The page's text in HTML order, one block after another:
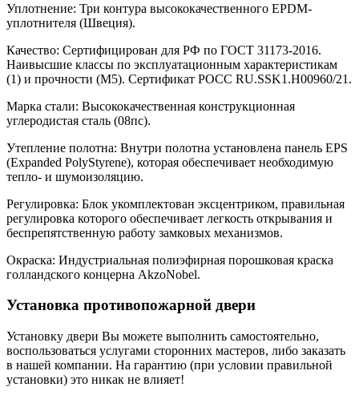
Уплотнение: Три контура высококачественного EPDM-
уплотнителя (Швеция).
Качество: Сертифицирован для РФ по ГОСТ 31173-2016.
Наивысшие классы по эксплуатационным характеристикам
(1) и прочности (М5). Сертификат POCC RU.SSK1.H00960/21.
Марка стали: Высококачественная конструкционная
углеродистая сталь (08пс).
Утепление полотна: Внутри полотна установлена панель EPS
(Expanded PolyStyrene), которая обеспечивает необходимую
тепло- и шумоизоляцию.
Регулировка: Блок укомплектован эксцентриком, правильная
регулировка которого обеспечивает легкость открывания и
беспрепятственную работу замковых механизмов.
Окраска: Индустриальная полиэфирная порошковая краска
голландского концерна AkzoNobel.
Установка противопожарной двери
Установку двери Вы можете выполнить самостоятельно,
воспользоваться услугами сторонних мастеров, либо заказать
в нашей компании. На гарантию (при условии правильной
установки) это никак не влияет!